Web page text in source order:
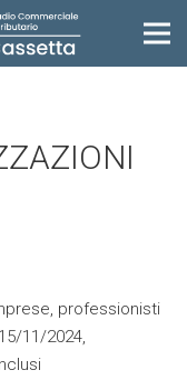
professionisti
11/2024,